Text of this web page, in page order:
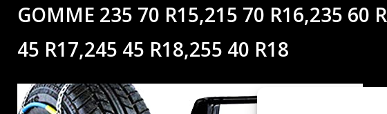
GOMME 235 70 R15,215 70 R16,235 60
45 R17,245 45 R18,255 40 R18